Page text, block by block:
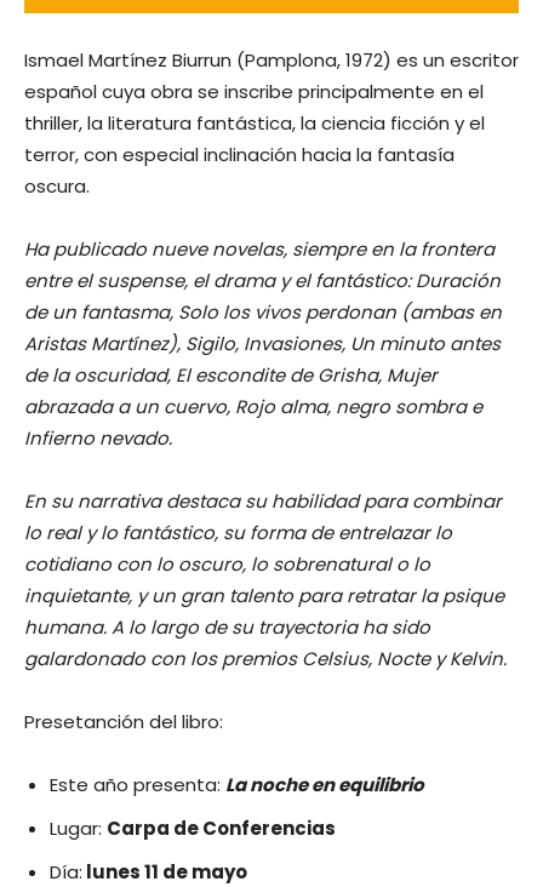
Ismael Martínez Biurrun (Pamplona, 1972) es un escritor
español cuya obra se inscribe principalmente en el
thriller, la literatura fantástica, la ciencia ficción y el
terror, con especial inclinación hacia la fantasía
oscura.
Ha publicado nueve novelas, siempre en la frontera
entre el suspense, el drama y el fantástico: Duración
de un fantasma, Solo los vivos perdonan (ambas en
Aristas Martínez), Sigilo, Invasiones, Un minuto antes
de la oscuridad, El escondite de Grisha, Mujer
abrazada a un cuervo, Rojo alma, negro sombra e
Infierno nevado.
En su narrativa destaca su habilidad para combinar
lo real y lo fantástico, su forma de entrelazar lo
cotidiano con lo oscuro, lo sobrenatural o lo
inquietante, y un gran talento para retratar la psique
humana. A lo largo de su trayectoria ha sido
galardonado con los premios Celsius, Nocte y Kelvin.
Presetanción del libro:
Este año presenta: La noche en equilibrio
Lugar: Carpa de Conferencias
Día: lunes 11 de mayo